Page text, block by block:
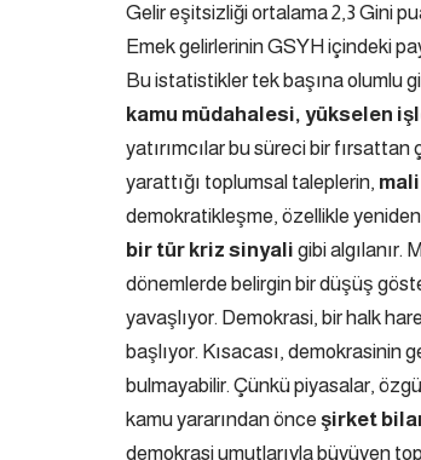
Gelir eşitsizliği ortalama 2,3 Gini
Emek gelirlerinin GSYH içindeki
Bu istatistikler tek başına olumlu
kamu müdahalesi, yükselen
yatırımcılar bu süreci bir fırsattan
yarattığı toplumsal taleplerin,
demokratikleşme, özellikle
bir tür kriz sinyali gibi algılanır.
dönemlerde belirgin bir düşüş
yavaşlıyor. Demokrasi, bir halk
başlıyor. Kısacası, demokrasinin
bulmayabilir. Çünkü piyasalar,
kamu yararından önce şirket
demokrasi umutlarıyla büyüyen